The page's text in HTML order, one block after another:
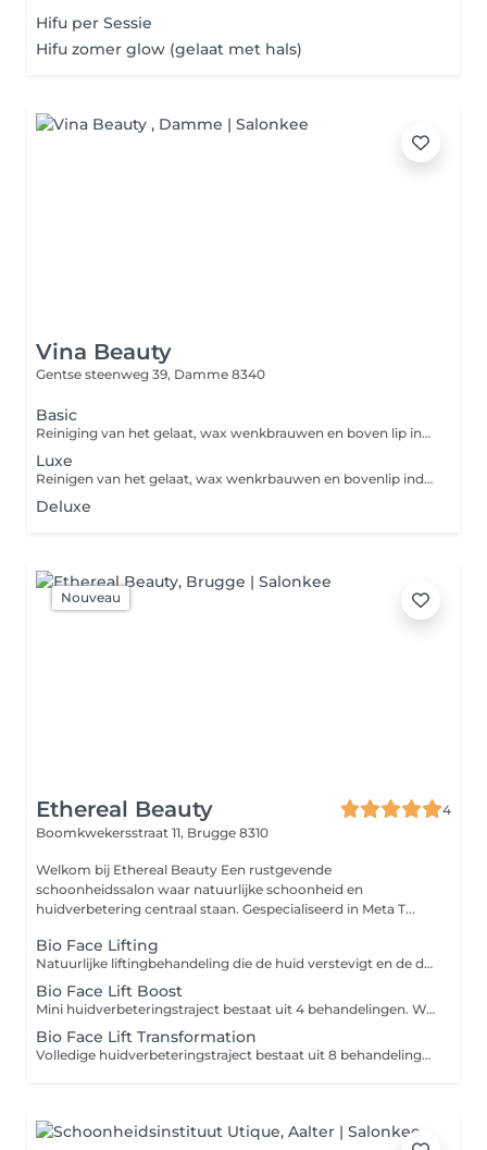
Hifu per Sessie
Hifu zomer glow (gelaat met hals)
Vina Beauty
Gentse steenweg 39, Damme 8340
Basic
Reiniging van het gelaat, wax wenkbrauwen en boven lip indien gewenst, wegwerken van kleine onzuiverheden
Luxe
Reinigen van het gelaat, wax wenkrbauwen en bovenlip indien, wegwerken van onzuiverheden, masker, massage van de handen, en schouders of voeten
Deluxe
Nouveau
Ethereal Beauty
4
Boomkwekersstraat 11, Brugge 8310
Welkom bij Ethereal Beauty Een rustgevende
schoonheidssalon waar natuurlijke schoonheid en
huidverbetering centraal staan. Gespecialiseerd in Meta T...
Bio Face Lifting
Natuurlijke liftingbehandeling die de huid verstevigt en de doorbloeding stimuleert. Ideaal voor een frisse, gelifte en stralende huid.
Bio Face Lift Boost
Mini huidverbeteringstraject bestaat uit 4 behandelingen. Wat we in het salon doen, werkt alleen echt als je thuis juist ondersteunt. Daarom zit je routine al mee in je traject.
Bio Face Lift Transformation
Volledige huidverbeteringstraject bestaat uit 8 behandelingen. Wat we in het salon doen, werkt alleen echt als je thuis juist ondersteunt. Daarom zit je routine al mee in je traject.